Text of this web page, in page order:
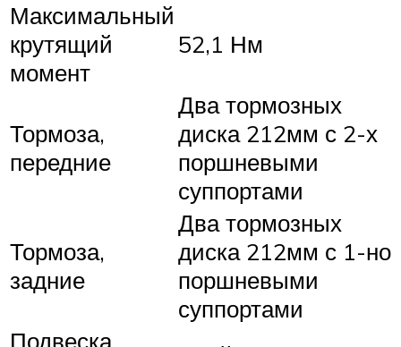
Максимальный
крутящий
момент
52,1 Нм
Тормоза,
передние
Два тормозных
диска 212мм с 2-х
поршневыми
суппортами
Тормоза,
задние
Два тормозных
диска 212мм с 1-но
поршневыми
суппортами
Подвеска,